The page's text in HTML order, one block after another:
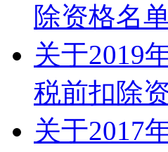
除资格名
关于2019
税前扣除
关于2017